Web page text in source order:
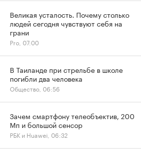
Великая усталость. Почему столько
людей сегодня чувствуют себя на
грани
Pro, 07:00
В Таиланде при стрельбе в школе
погибли два человека
Общество, 06:56
Зачем смартфону телеобъектив, 200
Мп и большой сенсор
РБК и Huawei, 06:32